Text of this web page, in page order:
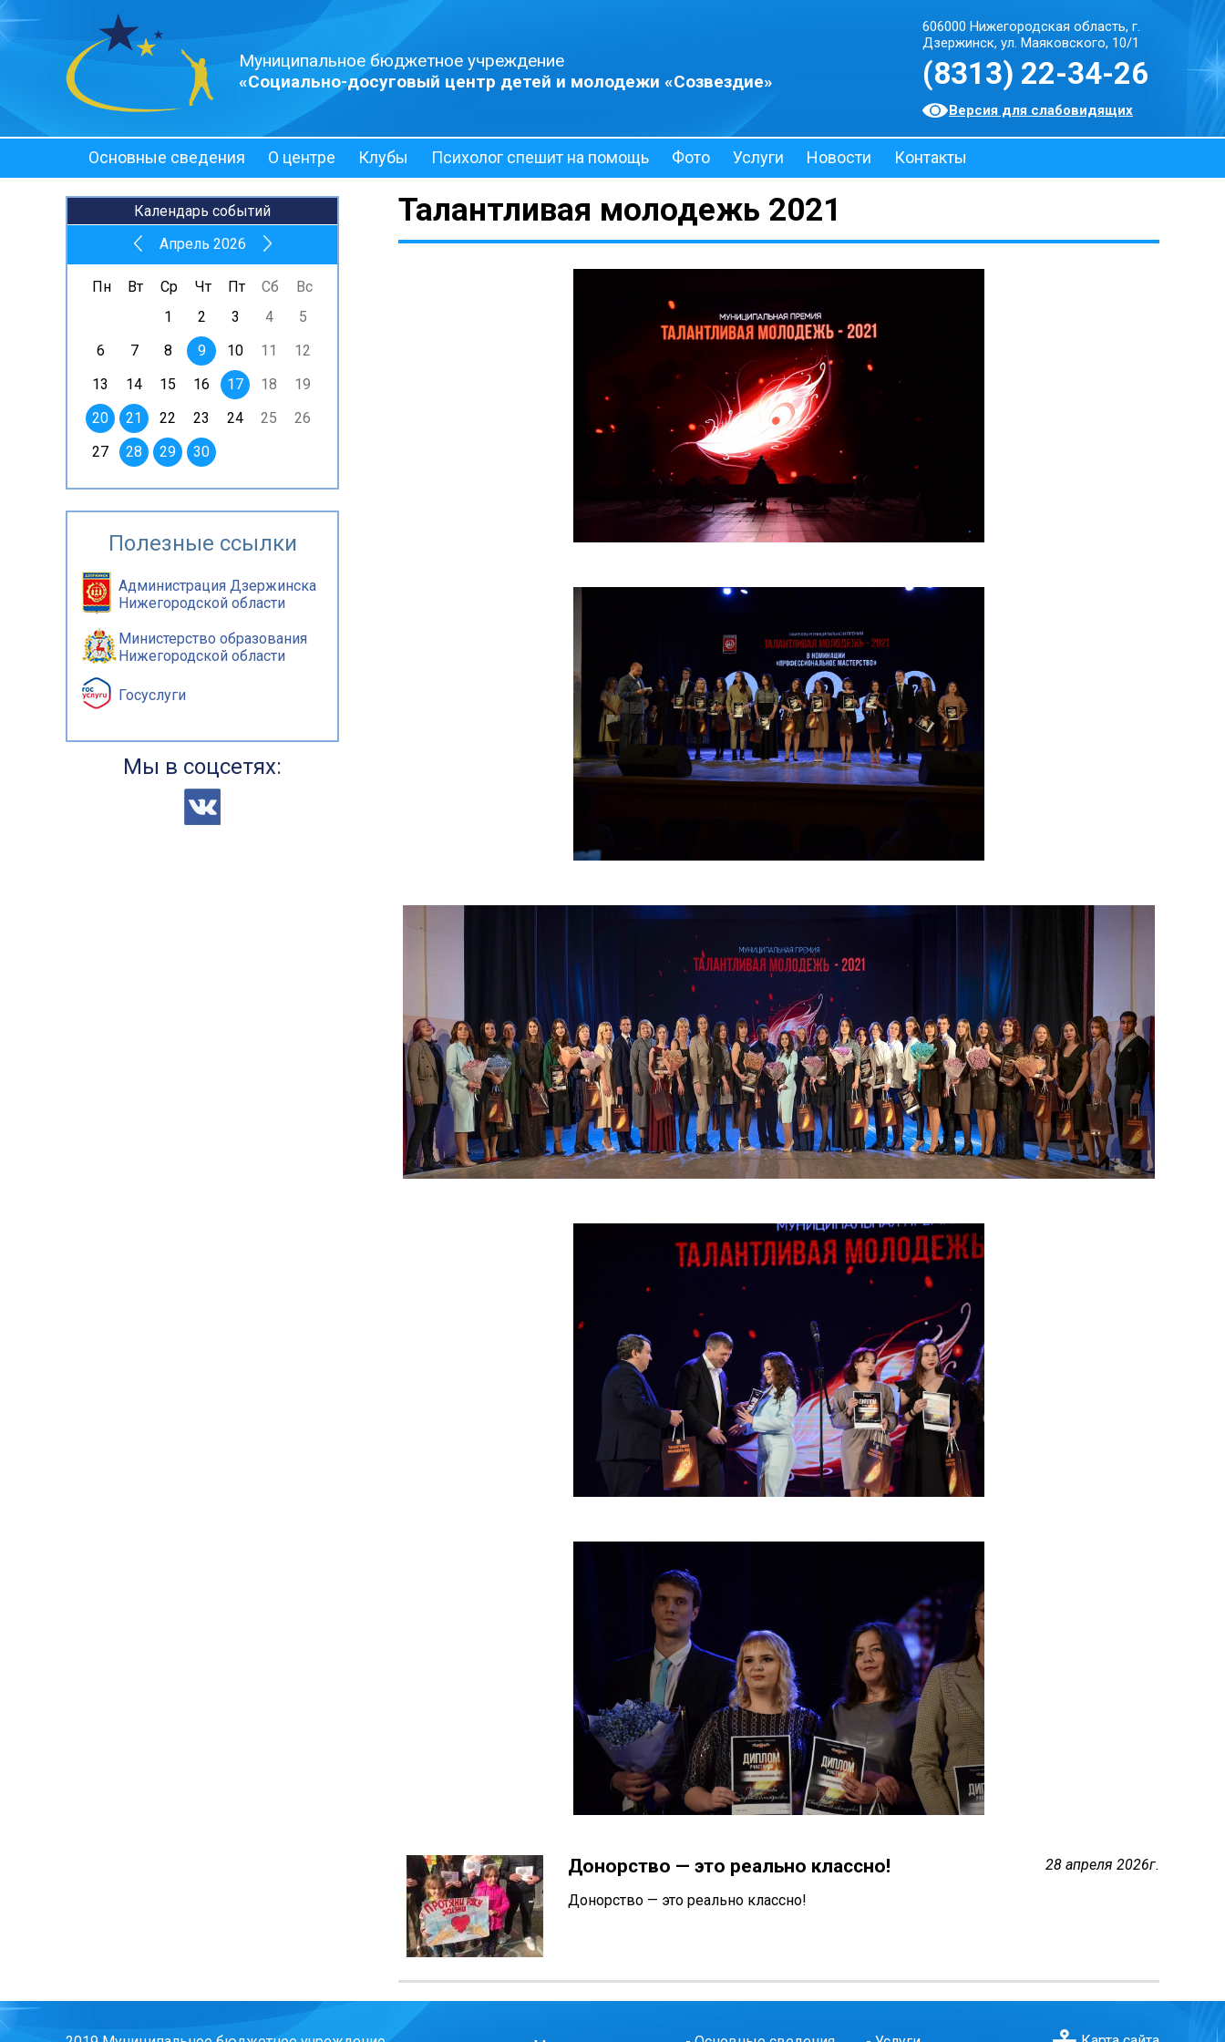
Муниципальное бюджетное учреждение
«Социально-досуговый центр детей и молодежи «Созвездие»
606000 Нижегородская область, г.
Дзержинск, ул. Маяковского, 10/1
(8313) 22-34-26
Версия для слабовидящих
Основные сведения О центре Клубы Психолог спешит на помощь Фото Услуги Новости
Контакты
Календарь событий
Апрель 2026
Пн Вт Ср Чт Пт Сб
Вс
1
2 3 4
5
6
7 8 9 10 11
12
13
14 15 16 17 18
19
20
21 22 23 24 25
26
27
28 29 30
Полезные ссылки
Администрация Дзержинска
Нижегородской области
Министерство образования
Нижегородской области
Госуслуги
Мы в соцсетях:
Талантливая молодежь 2021
Донорство — это реально классно! 28 апреля 2026г.
Донорство — это реально классно!